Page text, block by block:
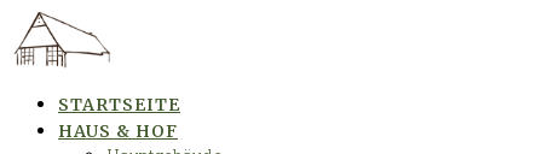
Skip
to
content
STARTSEITE
HAUS & HOF